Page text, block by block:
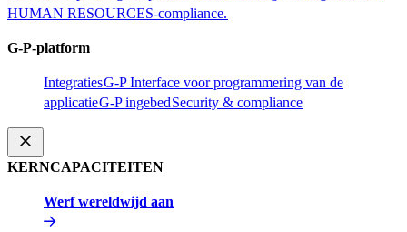
HUMAN RESOURCES-compliance.​​
G-P-platform​​
Integraties​​G-P Interface voor programmering van de
applicatie​​G-P ingebed​​Security & compliance​​
KERNCAPACITEITEN​​
Werf wereldwijd aan​​